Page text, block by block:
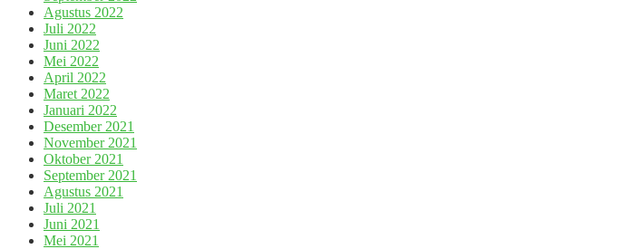
Agustus 2022
Juli 2022
Juni 2022
Mei 2022
April 2022
Maret 2022
Januari 2022
Desember 2021
November 2021
Oktober 2021
September 2021
Agustus 2021
Juli 2021
Juni 2021
Mei 2021